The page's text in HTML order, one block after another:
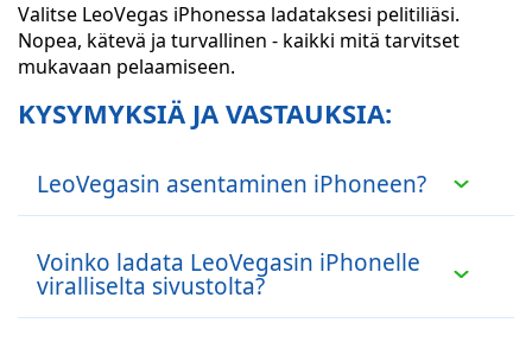
Valitse LeoVegas iPhonessa ladataksesi pelitiliäsi.
Nopea, kätevä ja turvallinen - kaikki mitä tarvitset
mukavaan pelaamiseen.
KYSYMYKSIÄ JA VASTAUKSIA:
LeoVegasin asentaminen iPhoneen?
Storeen, etsi sovellus, napsauta "Asenna" -
painiketta ja odota, että sovellus latautuu ja
asentuu.
Voinko ladata LeoVegasin iPhonelle
viralliselta sivustolta?